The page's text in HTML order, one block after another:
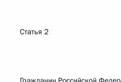
Статья 2